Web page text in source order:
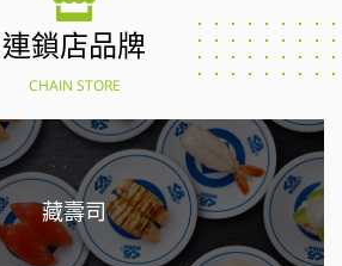
連鎖店品牌
CHAIN STORE
藏壽司